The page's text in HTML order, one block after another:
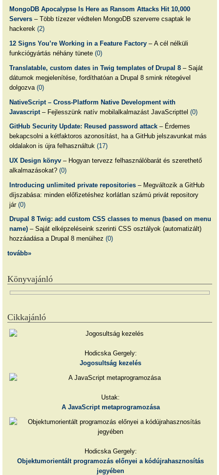
MongoDB Apocalypse Is Here as Ransom Attacks Hit 10,000
Servers– Több tízezer védtelen MongoDB szerverre csaptak le
hackerek (2)
12 Signs You’re Working in a Feature Factory– A cél nélküli
funkciógyártás néhány tünete (0)
Translatable, custom dates in Twig templates of Drupal 8– Saját
dátumok megjelenítése, fordíthatóan a Drupal 8 smink rétegével
dolgozva (0)
NativeScript – Cross-Platform Native Development with
Javascript– Fejlesszünk natív mobilalkalmazást JavaScripttel (0)
GitHub Security Update: Reused password attack– Érdemes
bekapcsolni a kétfaktoros azonosítást, ha a GitHub jelszavunkat más
oldalakon is újra felhasználtuk (17)
UX Design könyv– Hogyan tervezz felhasználóbarát és szerethető
alkalmazásokat? (0)
Introducing unlimited private repositories– Megváltozik a GitHub
díjszabása: minden előfizetéshez korlátlan számú privát repository
jár (0)
Drupal 8 Twig: add custom CSS classes to menus (based on menu
name)– Saját elképzeléseink szerinti CSS osztályok (automatizált)
hozzáadása a Drupal 8 menüihez (0)
tovább»
Könyvajánló
Cikkajánló
Hodicska Gergely:
Jogosultság kezelés
Ustak:
A JavaScript metaprogramozása
Hodicska Gergely:
Objektumorientált programozás előnyei a kódújrahasznosítás
jegyében